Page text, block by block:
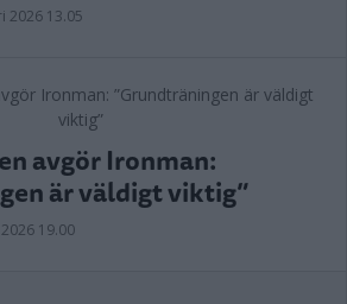
2026 13.05
avgör Ironman:
är väldigt viktig”
19.00